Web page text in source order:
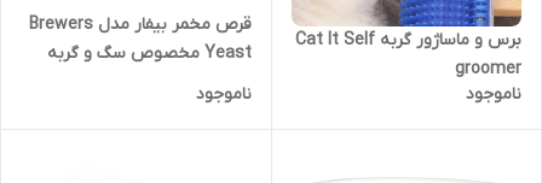
برس و ماساژور گربه Cat It Self
groomer
ناموجود
قرص مخمر بیفار مدل Brewers
Yeast مخصوص سگ و گربه
بسته 250 عددی
ناموجود